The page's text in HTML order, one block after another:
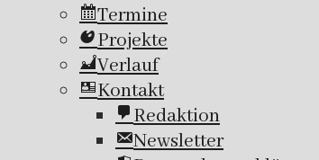
Termine
Projekte
Verlauf
Kontakt
Redaktion
Newsletter